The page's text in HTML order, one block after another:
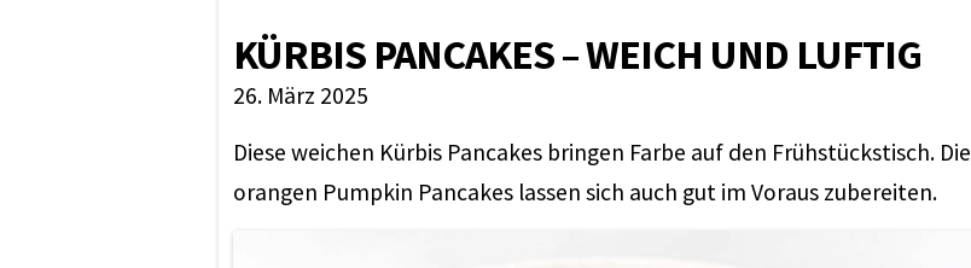
KÜRBIS PANCAKES – WEICH UND LUFTIG
26. März 2025
Diese weichen Kürbis Pancakes bringen Farbe auf den Frühstückstisch. Die
orangen Pumpkin Pancakes lassen sich auch gut im Voraus zubereiten.